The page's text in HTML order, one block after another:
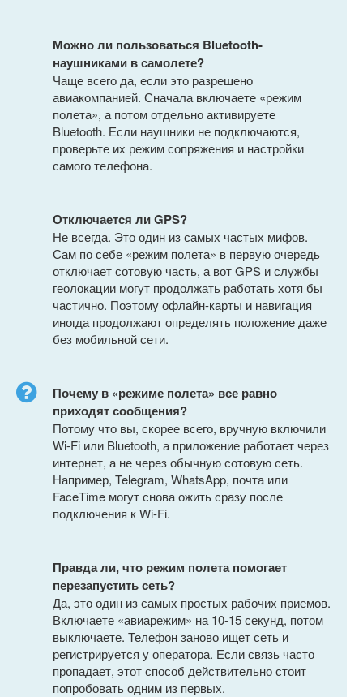
Можно ли пользоваться Bluetooth-
наушниками в самолете?
Чаще всего да, если это разрешено
авиакомпанией. Сначала включаете «режим
полета», а потом отдельно активируете
Bluetooth. Если наушники не подключаются,
проверьте их режим сопряжения и настройки
самого телефона.
Отключается ли GPS?
Не всегда. Это один из самых частых мифов.
Сам по себе «режим полета» в первую очередь
отключает сотовую часть, а вот GPS и службы
геолокации могут продолжать работать хотя бы
частично. Поэтому офлайн-карты и навигация
иногда продолжают определять положение даже
без мобильной сети.
Почему в «режиме полета» все равно
приходят сообщения?
Потому что вы, скорее всего, вручную включили
Wi-Fi или Bluetooth, а приложение работает через
интернет, а не через обычную сотовую сеть.
Например, Telegram, WhatsApp, почта или
FaceTime могут снова ожить сразу после
подключения к Wi-Fi.
Правда ли, что режим полета помогает
перезапустить сеть?
Да, это один из самых простых рабочих приемов.
Включаете «авиарежим» на 10-15 секунд, потом
выключаете. Телефон заново ищет сеть и
регистрируется у оператора. Если связь часто
пропадает, этот способ действительно стоит
попробовать одним из первых.